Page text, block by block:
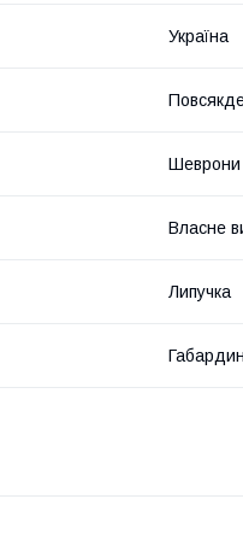
Україна
Шеврони
Власне
Липучка
Габардин